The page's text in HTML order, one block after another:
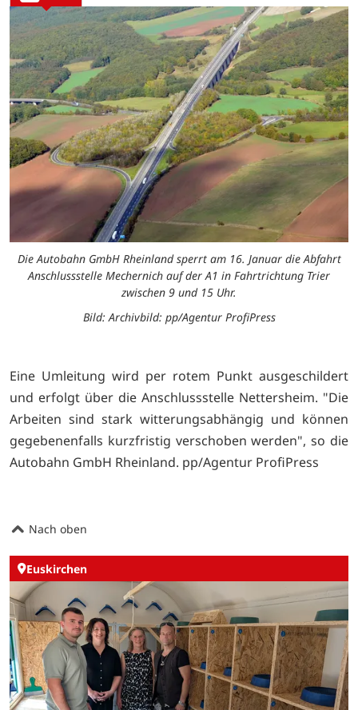
Die Autobahn GmbH Rheinland sperrt am 16. Januar die Abfahrt
Anschlussstelle Mechernich auf der A1 in Fahrtrichtung Trier
zwischen 9 und 15 Uhr.
Bild: Archivbild: pp/Agentur ProfiPress
Eine Umleitung wird per rotem Punkt ausgeschildert
und erfolgt über die Anschlussstelle Nettersheim. "Die
Arbeiten sind stark witterungsabhängig und können
gegebenenfalls kurzfristig verschoben werden", so die
Autobahn GmbH Rheinland. pp/Agentur ProfiPress
Nach oben
Euskirchen